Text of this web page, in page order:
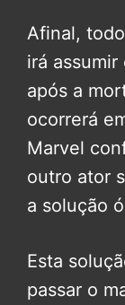
Afinal,
irá
após a
ocorrerá
Marvel
outro ator
a solução
Esta
passar o